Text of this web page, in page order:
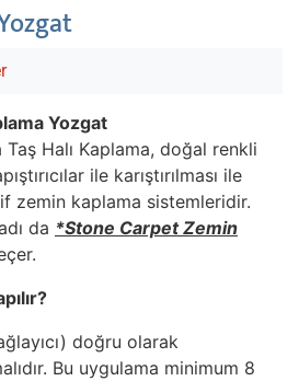
Yozgat
Halı Kaplama, doğal renkli
ile karıştırılması ile
zemin kaplama sistemleridir.
da *Stone Carpet Zemin
doğru olarak
Bu uygulama minimum 8